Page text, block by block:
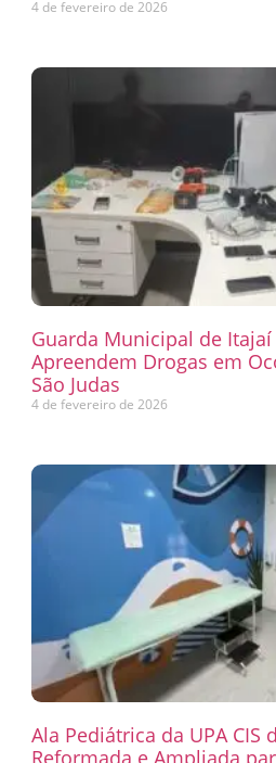
4 de fevereiro de 2026
Guarda Municipal de
Apreendem Drogas em
São Judas
4 de fevereiro de 2026
Ala Pediátrica da UPA CIS